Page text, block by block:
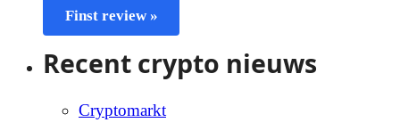
Finst review »
Recent crypto nieuws
Cryptomarkt